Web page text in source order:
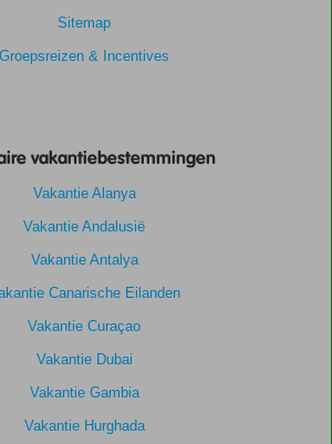
Sitemap
Groepsreizen & Incentives
vakantiebestemmingen
Vakantie Alanya
Vakantie Andalusië
Vakantie Antalya
Canarische Eilanden
Vakantie Curaçao
Vakantie Dubai
Vakantie Gambia
Vakantie Hurghada